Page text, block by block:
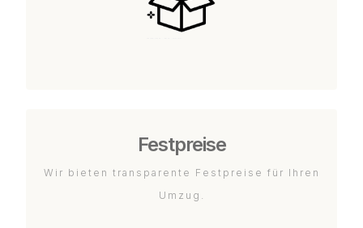
Festpreise
Wir bieten transparente Festpreise für Ihren
Umzug.